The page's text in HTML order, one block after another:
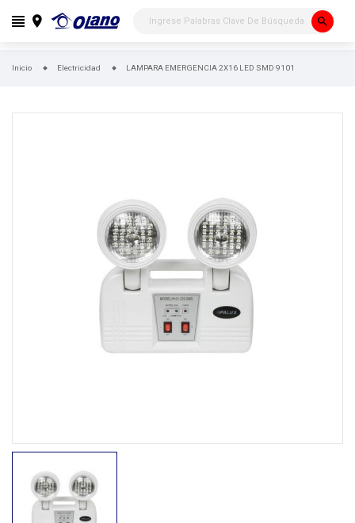
search
Inicio Electricidad LAMPARA EMERGENCIA 2X16 LED SMD 9101